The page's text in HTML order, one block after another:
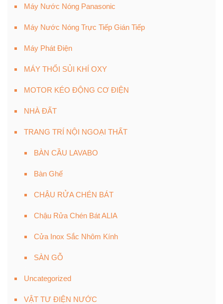
Máy Nước Nóng Panasonic
Máy Nước Nóng Trực Tiếp Gián Tiếp
Máy Phát Điện
MÁY THỔI SỦI KHÍ OXY
MOTOR KÉO ĐỘNG CƠ ĐIỆN
NHÀ ĐẤT
TRANG TRÍ NỘI NGOẠI THẤT
BÀN CẦU LAVABO
Bàn Ghế
CHẬU RỬA CHÉN BÁT
Chậu Rửa Chén Bát ALIA
Cửa Inox Sắc Nhôm Kính
SÀN GỖ
Uncategorized
VẬT TƯ ĐIỆN NƯỚC